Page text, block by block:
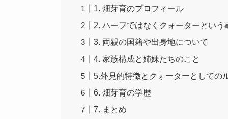
1. 畑芽育のプロフィール
2. ハーフではなくクォーターという
3. 両親の国籍や出身地について
4. 家族構成と姉妹たちのこと
5.外見的特徴とクォーターとしての
6. 畑芽育の学歴
7. まとめ